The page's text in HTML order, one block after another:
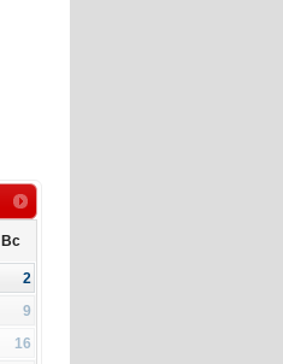
Вс
2
9
16